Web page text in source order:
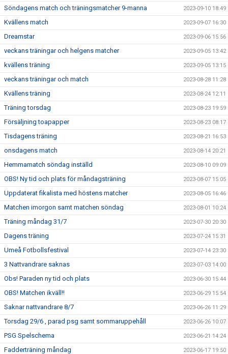
Söndagens match och träningsmatcher 9-manna 2023-09-10 18:49
Kvällens match 2023-09-07 16:30
Dreamstar 2023-09-06 15:56
veckans träningar och helgens matcher 2023-09-05 13:42
kvällens träning 2023-09-05 13:15
veckans träningar och match 2023-08-28 11:28
Kvällens träning 2023-08-24 12:11
Träning torsdag 2023-08-23 19:59
Försäljning toapapper 2023-08-23 08:17
Tisdagens träning 2023-08-21 16:53
onsdagens match 2023-08-14 20:21
Hemmamatch söndag inställd 2023-08-10 09:09
OBS! Ny tid och plats för måndagsträning 2023-08-07 15:05
Uppdaterat fikalista med höstens matcher 2023-08-05 16:46
Matchen imorgon samt matchen söndag 2023-08-01 10:24
Träning måndag 31/7 2023-07-30 20:30
Dagens träning 2023-07-24 15:31
Umeå Fotbollsfestival 2023-07-14 23:30
3 Nattvandrare saknas 2023-07-03 14:00
Obs! Paraden ny tid och plats 2023-06-30 15:44
OBS! Matchen ikväll!! 2023-06-29 15:54
Saknar nattvandrare 8/7 2023-06-26 11:29
Torsdag 29/6 , parad psg samt sommaruppehåll 2023-06-26 10:07
PSG Spelschema 2023-06-21 14:24
Fadderträning måndag 2023-06-17 19:50